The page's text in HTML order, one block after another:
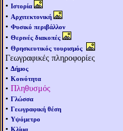
• Ιστορία
• Αρχιτεκτονική
• Φυσικό περιβάλλον
• Θερινές διακοπές
• Θρησκευτικός τουρισμός
Γεωγραφικές πληροφορίες
• Δήμος
• Κοινότητα
• Πληθυσμός
• Γλώσσα
• Γεωγραφική θέση
• Υψόμετρο
• Κλίμα